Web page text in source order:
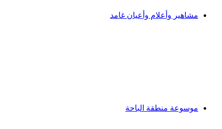
مشاهير وأعلام وأعيان غامد
موسوعة منطقة الباحة